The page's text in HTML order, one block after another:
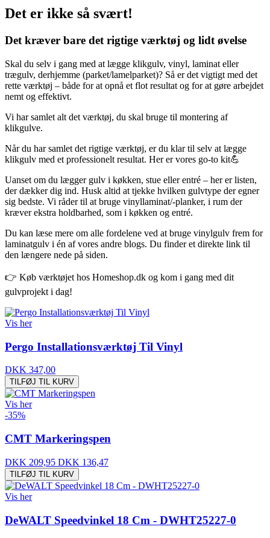
Det er ikke så svært!
Det kræver bare det rigtige værktøj og lidt øvelse
Skal du selv i gang med at lægge klikgulv, vinyl, laminat eller
trægulv, derhjemme (parket/lamelparket)? Så er det vigtigt med det
rette værktøj – både for at opnå et flot resultat og for at gøre arbejdet
nemt og effektivt.
Vi har samlet alt det værktøj, du skal bruge til montering af
klikgulve.
Når du har samlet det rigtige værktøj, er du klar til selv at lægge
klikgulv med et professionelt resultat. Her er vores go-to kit💪
Uanset om du lægger gulv i køkken, stue eller entré – her er listen,
der dækker dig ind. Husk altid at tjekke hvilken gulvtype der egner
sig bedste. Vi råder til at bruge vinyllaminat/-planker, i rum der
kræver ekstra holdbarhed, som i køkken og entré.
Du kan læse mere om alle fordelene ved at bruge vinylgulv frem for
laminatgulv i én af vores andre blogs. Du finder et direkte link til
den længere nede på siden.
👉 Køb værktøjet hos Homeshop.dk og kom i gang med dit
gulvprojekt i dag!
Vis her
Pergo Installationsværktøj Til Vinyl
DKK 347,00
TILFØJ TIL KURV
Vis her
-35%
CMT Markeringspen
DKK 209,95 DKK 136,47
TILFØJ TIL KURV
Vis her
DeWALT Speedvinkel 18 Cm - DWHT25227-0